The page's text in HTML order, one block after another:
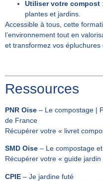
Utiliser votre compost
plantes et jardins.
Accessible à tous, cette
l’environnement tout en
et transformez vos
Ressources
PNR Oise – Le compostage |
de France
Récupérer votre « livret
SMD Oise – Le compostage
Récupérer votre « guide jardin
CPIE – Je jardine futé